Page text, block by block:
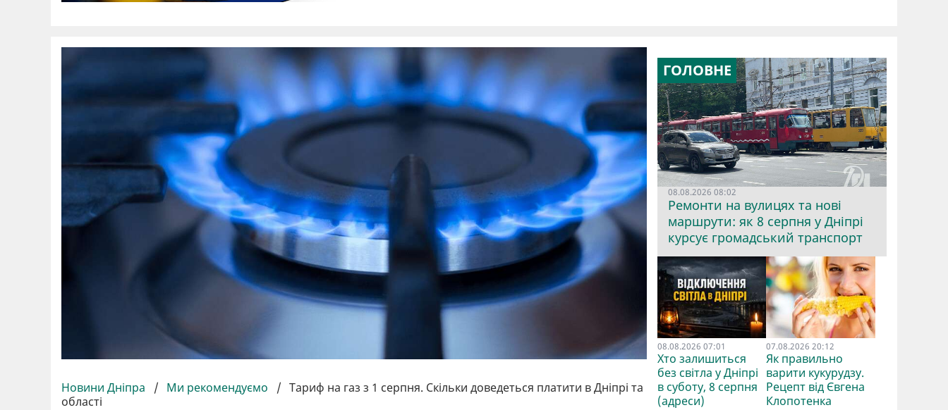
Новини Дніпра / Ми рекомендуємо / Тариф на газ з 1 серпня. Скільки доведеться платити в Дніпрі та
області
ГОЛОВНЕ
08.08.2026 08:02
Ремонти на вулицях та нові
маршрути: як 8 серпня у Дніпрі
курсує громадський транспорт
08.08.2026 07:01
Хто залишиться
без світла у Дніпрі
в суботу, 8 серпня
(адреси)
07.08.2026 20:12
Як правильно
варити кукурудзу.
Рецепт від Євгена
Клопотенка